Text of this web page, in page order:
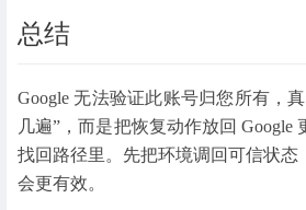
总结
Google 无法验证此账号归您所有，
几遍”，而是把恢复动作放回 Google
找回路径里。先把环境调回可信状态
会更有效。